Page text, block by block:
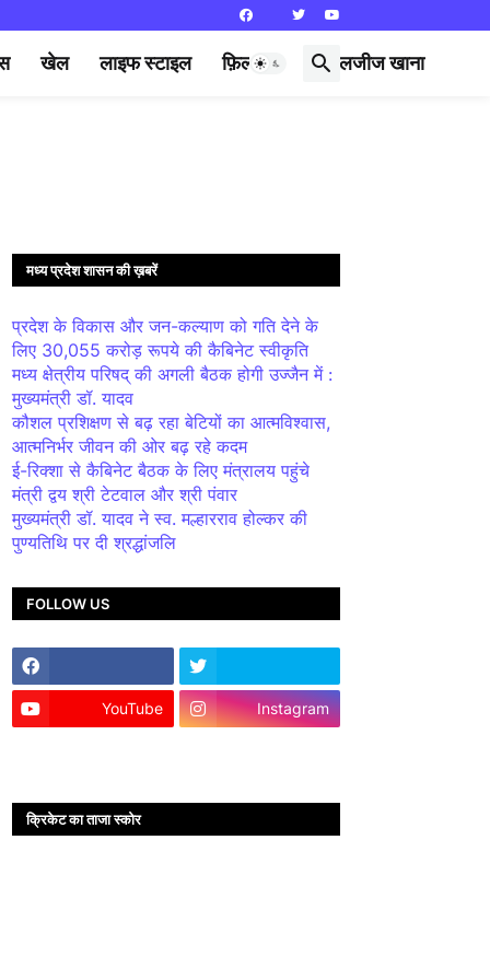
खेल लाइफ स्टाइल फ़िल्मी दुनिया लजीज खाना
मध्य प्रदेश शासन की ख़बरें
प्रदेश के विकास और जन-कल्याण को गति देने के
लिए 30,055 करोड़ रूपये की कैबिनेट स्वीकृति
मध्य क्षेत्रीय परिषद् की अगली बैठक होगी उज्जैन में :
मुख्यमंत्री डॉ. यादव
कौशल प्रशिक्षण से बढ़ रहा बेटियों का आत्मविश्वास,
आत्मनिर्भर जीवन की ओर बढ़ रहे कदम
ई-रिक्शा से कैबिनेट बैठक के लिए मंत्रालय पहुंचे
मंत्री द्वय श्री टेटवाल और श्री पंवार
मुख्यमंत्री डॉ. यादव ने स्व. मल्हारराव होल्कर की
पुण्यतिथि पर दी श्रद्धांजलि
FOLLOW US
YouTube Instagram
क्रिकेट का ताजा स्कोर